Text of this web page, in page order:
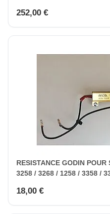
252,00 €
RESISTANCE GODIN
3258 / 3268 / 1258 / 3358 /
18,00 €